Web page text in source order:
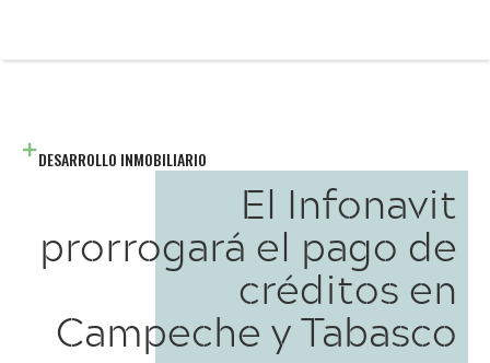
DESARROLLO INMOBILIARIO
El Infonavit
prorrogará el pago de
créditos en
Campeche y Tabasco